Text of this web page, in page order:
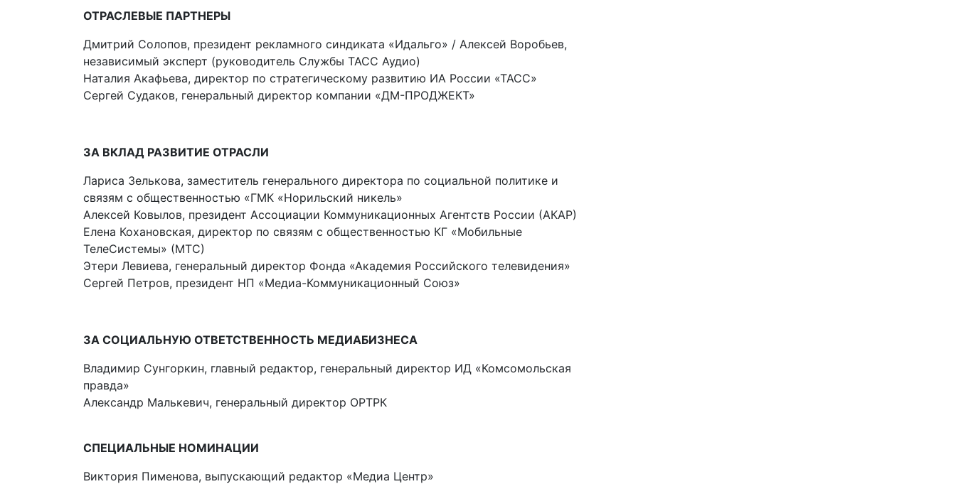
ОТРАСЛЕВЫЕ ПАРТНЕРЫ
Дмитрий Солопов, президент рекламного синдиката «Идальго» / Алексей Воробьев,
независимый эксперт (руководитель Службы ТАСС Аудио)
Наталия Акафьева, директор по стратегическому развитию ИА России «ТАСС»
Сергей Судаков, генеральный директор компании «ДМ-ПРОДЖЕКТ»
ЗА ВКЛАД РАЗВИТИЕ ОТРАСЛИ
Лариса Зелькова, заместитель генерального директора по социальной политике и
связям с общественностью «ГМК «Норильский никель»
Алексей Ковылов, президент Ассоциации Коммуникационных Агентств России (АКАР)
Елена Кохановская, директор по связям с общественностью КГ «Мобильные
ТелеСистемы» (МТС)
Этери Левиева, генеральный директор Фонда «Академия Российского телевидения»
Сергей Петров, президент НП «Медиа-Коммуникационный Союз»
ЗА СОЦИАЛЬНУЮ ОТВЕТСТВЕННОСТЬ МЕДИАБИЗНЕСА
Владимир Сунгоркин, главный редактор, генеральный директор ИД «Комсомольская
правда»
Александр Малькевич, генеральный директор ОРТРК
СПЕЦИАЛЬНЫЕ НОМИНАЦИИ
Виктория Пименова, выпускающий редактор «Медиа Центр»